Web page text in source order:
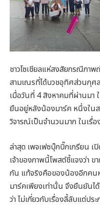
ชาวโซเชียลแห่สงสัยกรณีภาพ
สามเณรที่ได้บวชอุทิศส่วนกุศล
เมื่อวันที่ 4 สิงหาคมที่ผ่านมา
ยืนอยู่หลังน้องมาร์ค หนึ่งใน
วิจารณ์เป็นจำนวนมาก ในเรื่
ล่าสุด เพจเฟซบุ๊กบิ๊กเกรียน
เจ้าของภาพนี้โพสต์ชี้แจงว่า ข
กัน แท้จริงคือของน้องอีกค
มาร์คเพียงเท่านั้น จึงยืนยันไ
ว่า ไม่เกี่ยวกับเรื่องลี้ลับแต่ประ